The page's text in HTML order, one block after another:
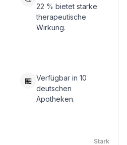
22 % bietet starke
therapeutische
Wirkung.
🏪 Verfügbar in 10
deutschen
Apotheken.
Stark